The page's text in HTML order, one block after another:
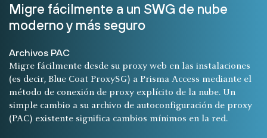
Migre fácilmente a un SWG de nube
moderno y más seguro
Archivos PAC
Migre fácilmente desde su proxy web en las instalaciones
(es decir, Blue Coat ProxySG) a Prisma Access mediante el
método de conexión de proxy explícito de la nube. Un
simple cambio a su archivo de autoconfiguración de proxy
(PAC) existente significa cambios mínimos en la red.